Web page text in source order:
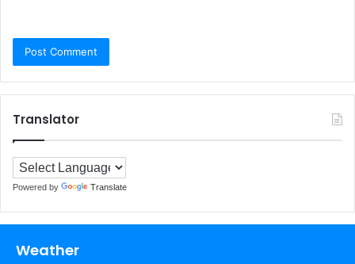
Translator
Powered by Translate
Weather